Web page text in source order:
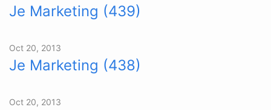
Je Marketing (439)
Oct 20, 2013
Je Marketing (438)
Oct 20, 2013